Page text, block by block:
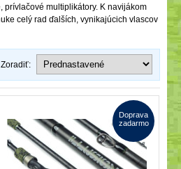
prívlačové multiplikátory. K navijákom
celý rad ďalších, vynikajúcich vlascov
Zoradiť:
Doprava
zadarmo